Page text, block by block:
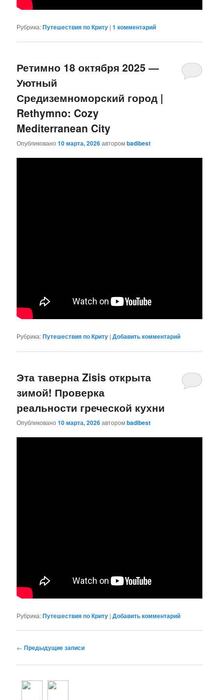
Рубрика:Путешествия по Криту |1 комментарий
Ретимно 18 октября 2025 —
Уютный
Средиземноморский город |
Rethymno: Cozy
Mediterranean City
Опубликовано10 марта, 2026авторомbadibest
Рубрика:Путешествия по Криту |Добавить комментарий
Эта таверна Zisis открыта
зимой! Проверка
реальности греческой кухни
Опубликовано10 марта, 2026авторомbadibest
Рубрика:Путешествия по Криту |Добавить комментарий
Навигация
записям
← Предыдущие записи